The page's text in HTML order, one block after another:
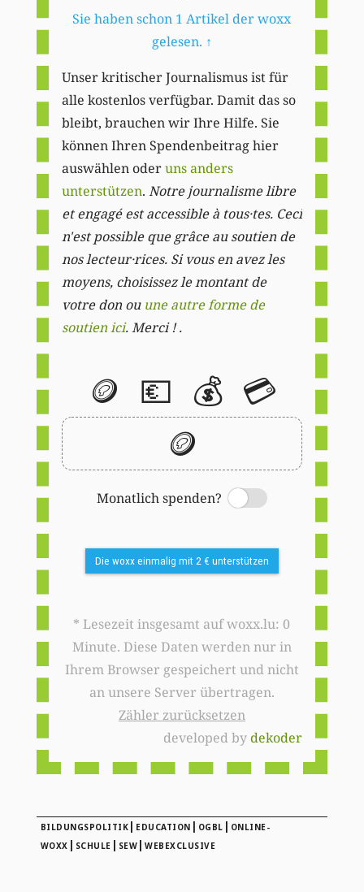
Sie haben schon 1 Artikel der woxx
gelesen. ↑
Unser kritischer Journalismus ist für
alle kostenlos verfügbar. Damit das so
bleibt, brauchen wir Ihre Hilfe. Sie
können Ihren Spendenbeitrag hier
auswählen oderuns anders
unterstützen. Notre journalisme libre
et engagé est accessible à tous·tes. Ceci
n'est possible que grâce au soutien de
nos lecteur·rices. Si vous en avez les
moyens, choisissez le montant de
votre don ou une autre forme de
soutien ici. Merci ! .
🪙 💶 💰 💳
🪙
Monatlich spenden?
Switch
Die woxx einmalig mit 2 € unterstützen
* Lesezeit insgesamt auf woxx.lu: 0
Minute. Diese Daten werden nur in
Ihrem Browser gespeichert und nicht
an unsere Server übertragen.
Zähler zurücksetzen
developed bydekoder
BILDUNGSPOLITIK | EDUCATION | OGBL | ONLINE-
WOXX | SCHULE | SEW |WEBEXCLUSIVE